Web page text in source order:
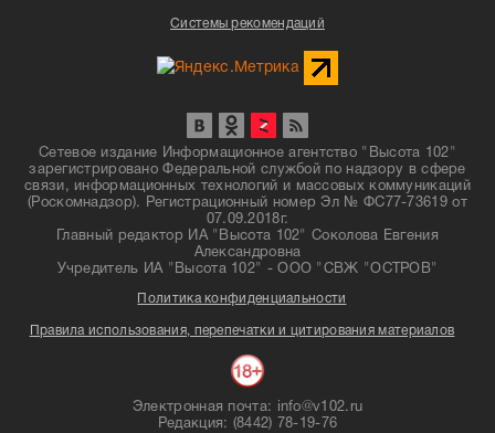
Системы рекомендаций
Сетевое издание Информационное агентство "Высота 102"
зарегистрировано Федеральной службой по надзору в сфере
связи, информационных технологий и массовых коммуникаций
(Роскомнадзор). Регистрационный номер Эл № ФС77-73619 от
07.09.2018г.
Главный редактор ИА "Высота 102" Соколова Евгения
Александровна
Учредитель ИА "Высота 102" - ООО "СВЖ "ОСТРОВ"
Политика конфиденциальности
Правила использования, перепечатки и цитирования материалов
Электронная почта: info@v102.ru
Редакция: (8442) 78-19-76